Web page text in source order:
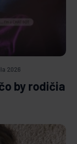
2026
by rodičia